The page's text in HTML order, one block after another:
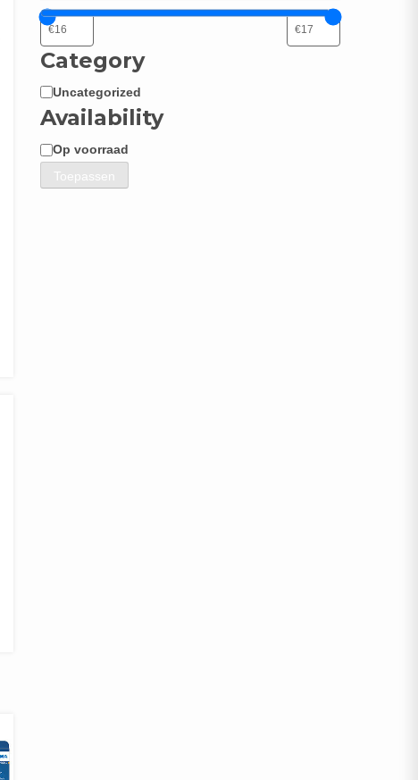
Category
Categorie
Uncategorized
Availability
Beschikbaarheid
Op voorraad
Toepassen